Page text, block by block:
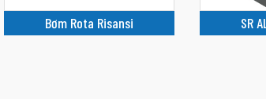
Bơm Rota Risansi SR